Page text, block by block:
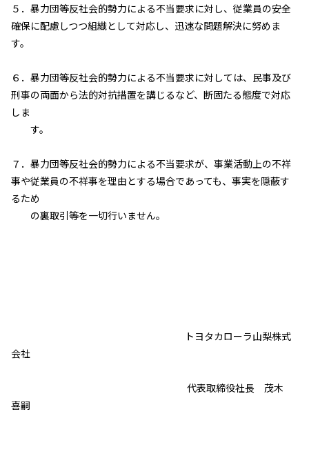
５．暴力団等反社会的勢力による不当要求に対し、従業員の安全
確保に配慮しつつ組織として対応し、迅速な問題解決に努めま
す。
６．暴力団等反社会的勢力による不当要求に対しては、民事及び
刑事の両面から法的対抗措置を講じるなど、断固たる態度で対応
しま
す。
７．暴力団等反社会的勢力による不当要求が、事業活動上の不祥
事や従業員の不祥事を理由とする場合であっても、事実を隠蔽す
るため
の裏取引等を一切行いません。
トヨタカローラ山梨株式
会社
代表取締役社長 茂木
喜嗣